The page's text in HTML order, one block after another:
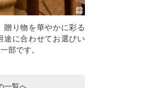
贈り物を華やかに彩る
途に合わせてお選びい
部です。